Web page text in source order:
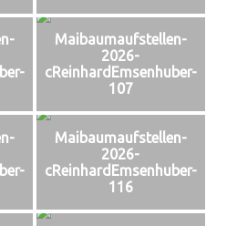
Maibaumaufstellen-
2026-
cReinhardEmsenhuber-
107
Maibaumaufstellen-
2026-
cReinhardEmsenhuber-
116